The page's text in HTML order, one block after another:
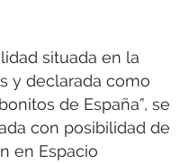
situada en la
y declarada como
de España”, se
con posibilidad de
en Espacio